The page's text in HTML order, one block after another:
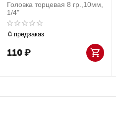
Головка торцевая 8 гр.,10мм,
1/4"
предзаказ
110₽